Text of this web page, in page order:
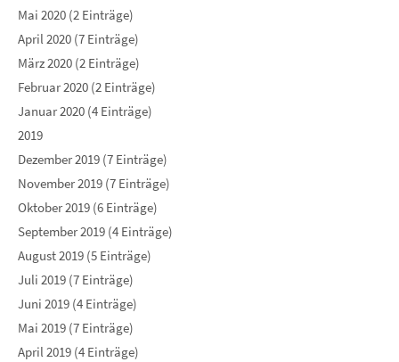
Mai 2020 (2 Einträge)
April 2020 (7 Einträge)
März 2020 (2 Einträge)
Februar 2020 (2 Einträge)
Januar 2020 (4 Einträge)
2019
Dezember 2019 (7 Einträge)
November 2019 (7 Einträge)
Oktober 2019 (6 Einträge)
September 2019 (4 Einträge)
August 2019 (5 Einträge)
Juli 2019 (7 Einträge)
Juni 2019 (4 Einträge)
Mai 2019 (7 Einträge)
April 2019 (4 Einträge)